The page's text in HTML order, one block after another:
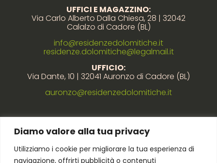
Diamo valore alla tua privacy
Utilizziamo i cookie per migliorare la tua esperienza di
navigazione, offrirti pubblicità o contenuti
UFFICI E MAGAZZINO:
Via Carlo Alberto Dalla Chiesa, 28 | 32042
Calalzo di Cadore (BL)
info@residenzedolomitiche.it
residenze.dolomitiche@legalmail.it
UFFICIO:
Via Dante, 10 | 32041 Auronzo di Cadore (BL)
auronzo@residenzedolomitiche.it
Link rapidi
Privacy policy